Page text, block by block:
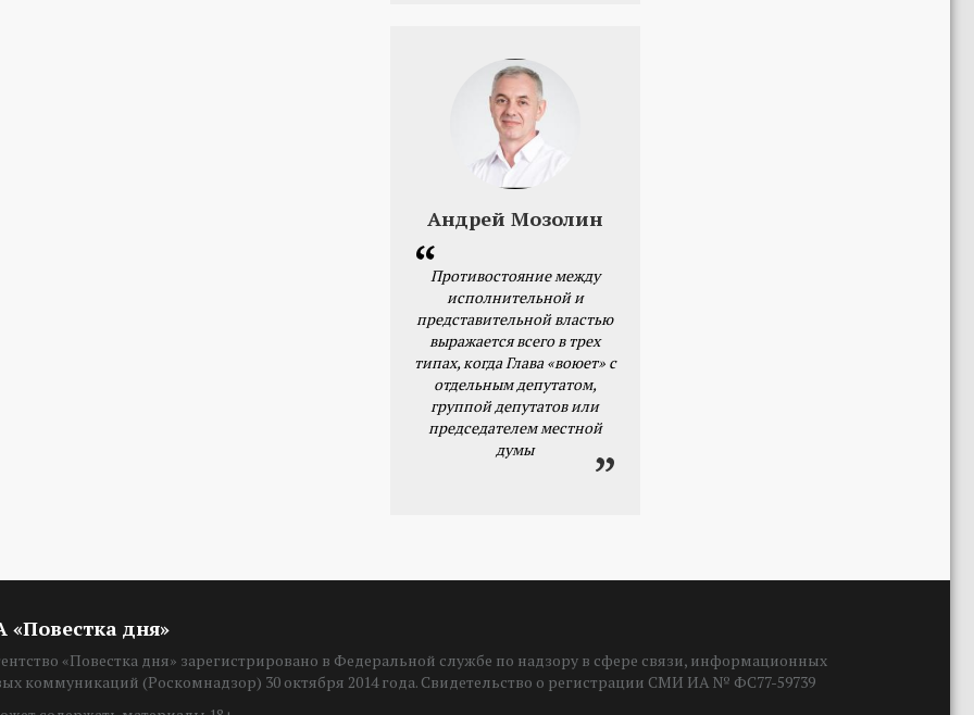
Андрей Мозолин
Противостояние между
исполнительной и
представительной властью
выражается всего в трех
типах, когда Глава «воюет» с
отдельным депутатом,
группой депутатов или
председателем местной
думы
«Повестка дня»
«Повестка дня» зарегистрировано в Федеральной службе по надзору в сфере связи, информационных
коммуникаций (Роскомнадзор) 30 октября 2014 года. Свидетельство о регистрации СМИ ИА № ФС77-59739